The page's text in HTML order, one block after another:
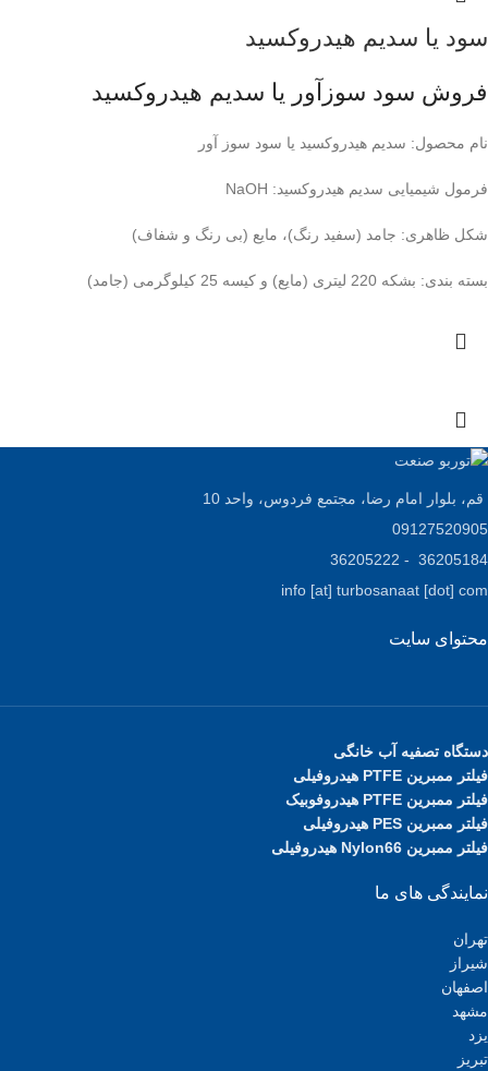
سود یا سدیم هیدروکسید
فروش سود سوزآور یا سدیم هیدروکسید
نام محصول: سدیم هیدروکسید یا سود سوز آور
فرمول شیمیایی سدیم هیدروکسید:
شکل ظاهری: جامد (سفید رنگ)، مایع (بی رنگ و شفاف)
بسته بندی: بشکه 220 لیتری (مایع) و کیسه 25 کیلوگرمی (جامد)
قم، بلوار امام رضا، مجتمع فردوس، واحد 10
09127520905
36205184 - 36205222
info [at] turbosanaat [dot] com
محتوای سایت
دستگاه تصفیه آب خانگی
فیلتر ممبرین PTFE هیدروفیلی
فیلتر ممبرین PTFE هیدروفوبیک
فیلتر ممبرین PES هیدروفیلی
فیلتر ممبرین Nylon66 هیدروفیلی
نمایندگی های ما
تهران
شیراز
اصفهان
مشهد
یزد
تبریز